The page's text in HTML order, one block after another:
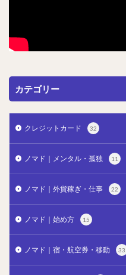
カテゴリー
クレジットカード 32
ノマド｜メンタル・孤独 11
ノマド｜外貨稼ぎ・仕事 22
ノマド｜始め方 15
ノマド｜宿・航空券・移動 33